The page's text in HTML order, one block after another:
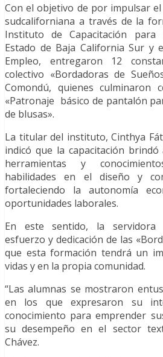
Con el objetivo de por impulsar
sudcaliforniana a través de la
Instituto de Capacitación para
Estado de Baja California Sur y
Empleo, entregaron 12
colectivo «Bordadoras de
Comondú, quienes culminaron
«Patronaje básico de pantalón
de blusas».
La titular del instituto, Cinthya
indicó que la capacitación
herramientas y
habilidades en el diseño y
fortaleciendo la autonomía
oportunidades laborales.
En este sentido, la servidora
esfuerzo y dedicación de las
que esta formación tendrá un
vidas y en la propia comunidad.
“Las alumnas se mostraron
en los que expresaron su
conocimiento para emprender
su desempeño en el sector
Chávez.